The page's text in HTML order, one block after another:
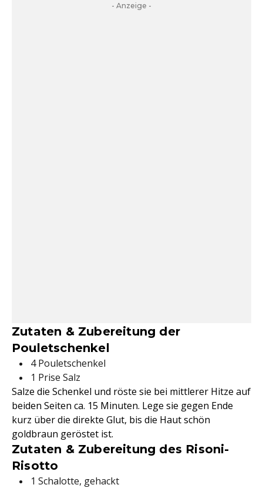
- Anzeige -
Zutaten & Zubereitung der
Pouletschenkel
4 Pouletschenkel
1 Prise Salz
Salze die Schenkel und röste sie bei mittlerer Hitze auf
beiden Seiten ca. 15 Minuten. Lege sie gegen Ende
kurz über die direkte Glut, bis die Haut schön
goldbraun geröstet ist.
Zutaten & Zubereitung des Risoni-
Risotto
1 Schalotte, gehackt